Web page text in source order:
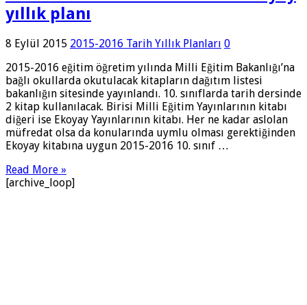
yıllık planı
8 Eylül 2015 2015-2016 Tarih Yıllık Planları 0
2015-2016 eğitim öğretim yılında Milli Eğitim Bakanlığı’na
bağlı okullarda okutulacak kitapların dağıtım listesi
bakanlığın sitesinde yayınlandı. 10. sınıflarda tarih dersinde
2 kitap kullanılacak. Birisi Milli Eğitim Yayınlarının kitabı
diğeri ise Ekoyay Yayınlarının kitabı. Her ne kadar aslolan
müfredat olsa da konularında uymlu olması gerektiğinden
Ekoyay kitabına uygun 2015-2016 10. sınıf …
Read More »
[archive_loop]